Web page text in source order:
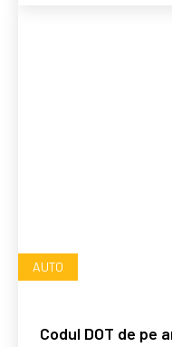
AUTO
Codul DOT de pe